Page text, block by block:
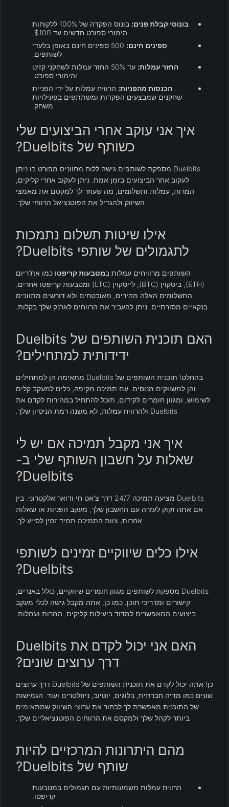
בונוסי קבלת פנים:
בונוס הפקדה של 100% ללקוחות
הימורי ספורט חדשים עד $100.
ספינים חינם:
500 ספינים חינם באופן בלעדי
לשותפים.
החזר עמלות:
עד 50% החזר עמלות לשחקני קזינו
והימורי ספורט.
הכנסות מהפניות: הרוויח עמלות על ידי הפניית
שחקנים שמבצעים הפקדות ומשתתפים בפעילויות
משחק.
איך אני עוקב אחרי הביצועים שלי
כשותף של Duelbits?
Duelbits מספקת לשותפים גישה ללוח מחוונים מפורט בו ניתן
לעקוב אחר הביצועים בזמן אמת. ניתן לעקוב אחרי קליקים,
המרות, עמלות ותשלומים, מה שעוזר לך למקסם את מאמצי
השיווק ולהגדיל את הפוטנציאל הרווחי שלך.
אילו שיטות תשלום נתמכות
לתגמולים של שותפי Duelbits?
השותפים מרוויחים עמלות במטבעות קריפטו כמו את'ריום
(ETH), ביטקוין (BTC), לייטקוין (LTC) ומטבעות קריפטו אחרים.
התשלומים האלה מהירים, מאובטחים ולא דורשים מתווכים
בנקאיים מסורתיים. ניתן להעביר את הרווחים לארנק שלך בקלות.
האם תוכנית השותפים של Duelbits
ידידותית למתחילים?
בהחלט! תוכנית השותפים של Duelbits מתאימה הן למתחילים
והן למשווקים מנוסים. עם תמיכה מקיפה, כלים למעקב קלים
לשימוש, ומגוון חומרים לקידום, תוכל להתחיל במהירות לקדם את
Duelbits ולהרוויח עמלות, לא משנה רמת הניסיון שלך.
איך אני מקבל תמיכה אם יש לי
שאלות על חשבון השותף שלי ב-
Duelbits?
Duelbits מציעה תמיכה 24/7 דרך צ'אט חי ודואר אלקטרוני. בין
אם אתה זקוק לעזרה עם החשבון שלך, מעקב הפניות או שאלות
אחרות, צוות התמיכה תמיד זמין לסייע לך.
אילו כלים שיווקיים זמינים לשותפי
Duelbits?
Duelbits מספקת לשותפים מגוון חומרים שיווקיים, כולל באנרים,
קישורים ומדריכי תוכן. כמו כן, אתה מקבל גישה לכלי מעקב
ביצועים המאפשרים למדוד ביעילות קליקים, המרות ועמלות.
האם אני יכול לקדם את Duelbits
דרך ערוצים שונים?
כן! אתה יכול לקדם את תוכנית השותפים של Duelbits דרך ערוצים
שונים כמו מדיה חברתית, בלוגים, יוטיוב, ניוזלטרים ועוד. הגמישות
של התוכנית מאפשרת לך לבחור את ערוצי השיווק שמתאימים
ביותר לקהל שלך ולמקסם את הרווחים הפוטנציאליים שלך.
מהם היתרונות המרכזיים להיות
שותף של Duelbits?
הרוויח עמלות משמעותיות עם תגמולים במטבעות
קריפטו.